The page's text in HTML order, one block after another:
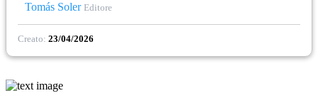
Creato: 23/04/2026
Tomás Soler Editore